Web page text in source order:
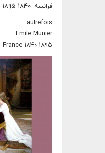
فرانسه -۱۸۴۰-۱۸۹۵
autrefois
Emile Munier
France ۱۸۴۰-۱۸۹۵